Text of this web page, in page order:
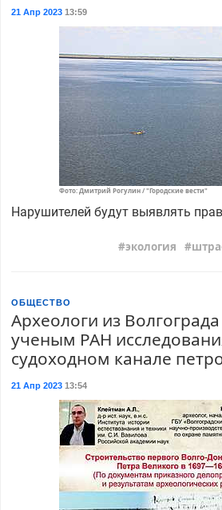
21 Апр 202313:59
Фото: Дмитрий Рогулин / "Городские вести"
Нарушителей будут выявлять
экология
ОБЩЕСТВО
Археологи из
ученым РАН
судоходном канале
21 Апр 202313:54